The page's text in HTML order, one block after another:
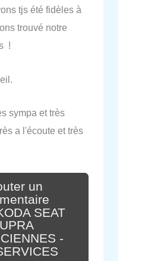
tjs été fidèles à
trouvé notre
!
sympa et très
a l'écoute et très
un
SEAT
-